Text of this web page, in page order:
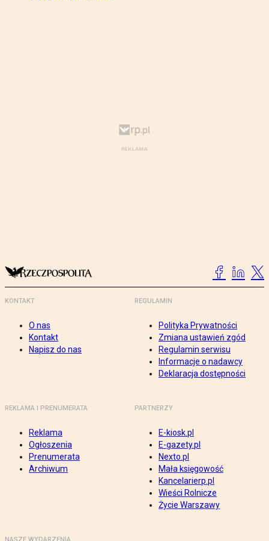
KONTAKT
O nas
Kontakt
Napisz do nas
REGULAMIN
Polityka Prywatności
Zmiana ustawień zgód
Regulamin serwisu
Informacje o nadawcy
Deklaracja dostępności
REKLAMA I PRENUMERATA
Reklama
Ogłoszenia
Prenumerata
Archiwum
PARTNERZY
E-kiosk.pl
E-gazety.pl
Nexto.pl
Mała księgowość
Kancelarierp.pl
Wieści Rolnicze
Życie Warszawy